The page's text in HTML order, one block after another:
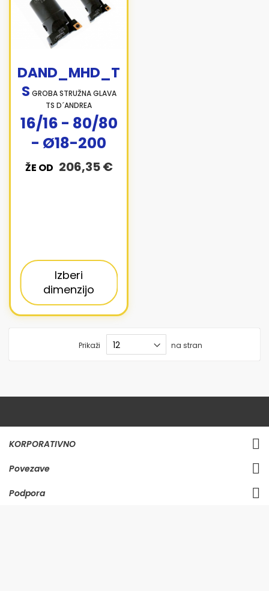
DAND_MHD_T
S GROBA STRUŽNA GLAVA
TS D´ANDREA
ŽE OD 206,35 €
16/16 - 80/80
- Ø18-200
Izberi
dimenzijo
Prikaži na stran
KORPORATIVNO
Povezave
Podpora